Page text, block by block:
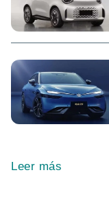
Leer más